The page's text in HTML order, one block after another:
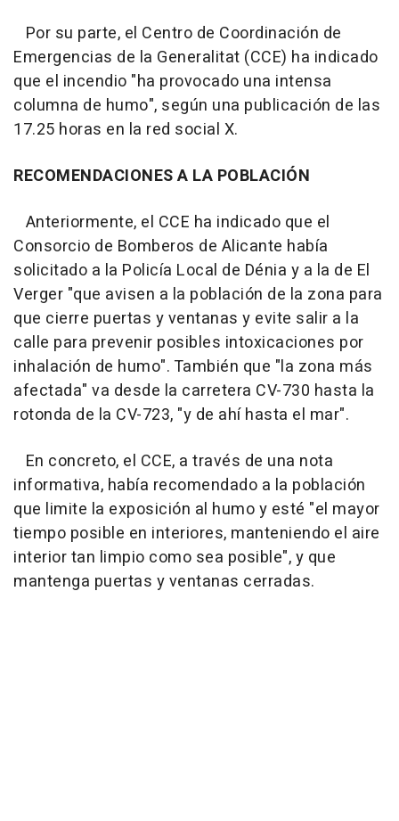
Por su parte, el Centro de Coordinación de
Emergencias de la Generalitat (CCE) ha indicado
que el incendio "ha provocado una intensa
columna de humo", según una publicación de las
17.25 horas en la red social X.
RECOMENDACIONES A LA POBLACIÓN
Anteriormente, el CCE ha indicado que el
Consorcio de Bomberos de Alicante había
solicitado a la Policía Local de Dénia y a la de El
Verger "que avisen a la población de la zona para
que cierre puertas y ventanas y evite salir a la
calle para prevenir posibles intoxicaciones por
inhalación de humo". También que "la zona más
afectada" va desde la carretera CV-730 hasta la
rotonda de la CV-723, "y de ahí hasta el mar".
En concreto, el CCE, a través de una nota
informativa, había recomendado a la población
que limite la exposición al humo y esté "el mayor
tiempo posible en interiores, manteniendo el aire
interior tan limpio como sea posible", y que
mantenga puertas y ventanas cerradas.